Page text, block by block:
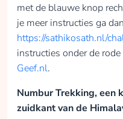
met de blauwe knop
je meer instructies ga
https://sathikosath.nl/
instructies onder de
Geef.nl.
Numbur Trekking, een
zuidkant van de